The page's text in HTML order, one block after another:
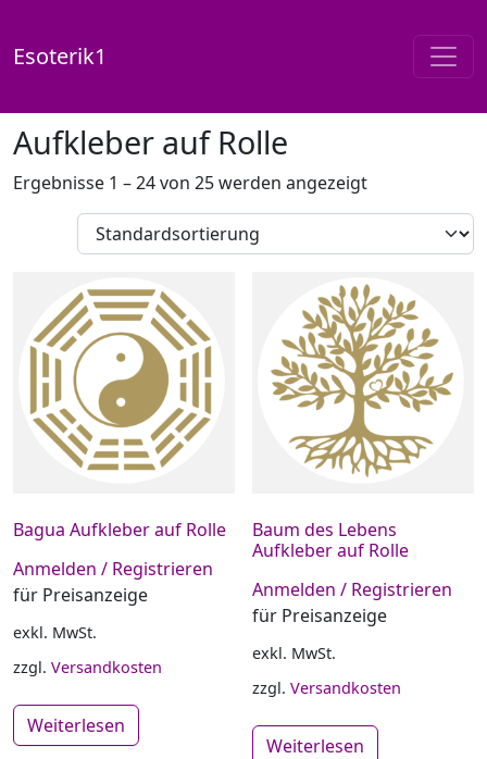
Esoterik1
Aufkleber auf Rolle
Ergebnisse 1 – 24 von 25 werden angezeigt
Bagua Aufkleber auf Rolle
Anmelden / Registrieren
für Preisanzeige
exkl. MwSt.
zzgl. Versandkosten
Weiterlesen
Baum des Lebens
Aufkleber auf Rolle
Anmelden / Registrieren
für Preisanzeige
exkl. MwSt.
zzgl.Versandkosten
Weiterlesen